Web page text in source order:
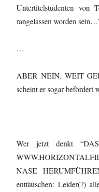
Untertitelstudenten
rangelassen worden
…
ABER NEIN, WEIT
scheint er sogar befördert
Wer jetzt denkt
NASE
enttäuschen: Leider(?)